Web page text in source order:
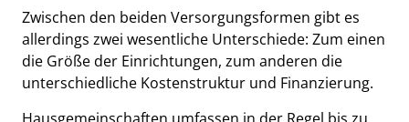
Zwischen den beiden Versorgungsformen gibt es
allerdings zwei wesentliche Unterschiede: Zum einen
die Größe der Einrichtungen, zum anderen die
unterschiedliche Kostenstruktur und Finanzierung.